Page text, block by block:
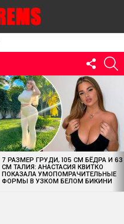
US
7 РАЗМЕР ГРУДИ, 105 СМ БЁДРА И 63
СМ ТАЛИЯ: АНАСТАСИЯ КВИТКО
ПОКАЗАЛА УМОПОМРАЧИТЕЛЬНЫЕ
ФОРМЫ В УЗКОМ БЕЛОМ БИКИНИ